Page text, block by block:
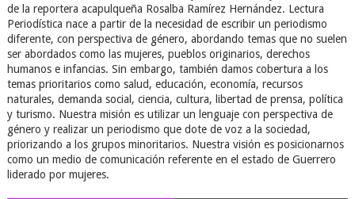
de la reportera acapulqueña Rosalba Ramírez Hernández. Lectura
Periodística nace a partir de la necesidad de escribir un periodismo
diferente, con perspectiva de género, abordando temas que no suelen
ser abordados como las mujeres, pueblos originarios, derechos
humanos e infancias. Sin embargo, también damos cobertura a los
temas prioritarios como salud, educación, economía, recursos
naturales, demanda social, ciencia, cultura, libertad de prensa, política
y turismo. Nuestra misión es utilizar un lenguaje con perspectiva de
género y realizar un periodismo que dote de voz a la sociedad,
priorizando a los grupos minoritarios. Nuestra visión es posicionarnos
como un medio de comunicación referente en el estado de Guerrero
liderado por mujeres.